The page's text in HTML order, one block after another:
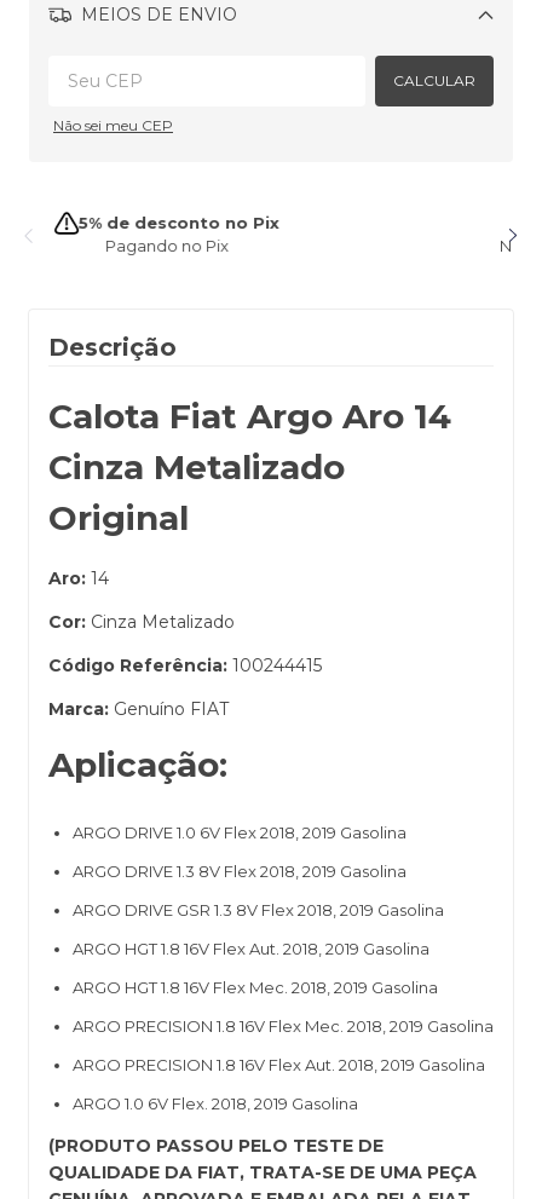
MEIOS DE ENVIO
Alterar CEP
CALCULAR
Não sei meu CEP
5% de desconto no Pix
Pagando no Pix
Descrição
Calota Fiat Argo Aro 14
Cinza Metalizado
Original
Aro: 14
Cor: Cinza Metalizado
Código Referência: 100244415
Marca: Genuíno FIAT
Aplicação:
ARGO DRIVE 1.0 6V Flex 2018, 2019 Gasolina
ARGO DRIVE 1.3 8V Flex 2018, 2019 Gasolina
ARGO DRIVE GSR 1.3 8V Flex 2018, 2019 Gasolina
ARGO HGT 1.8 16V Flex Aut. 2018, 2019 Gasolina
ARGO HGT 1.8 16V Flex Mec. 2018, 2019 Gasolina
ARGO PRECISION 1.8 16V Flex Mec. 2018, 2019 Gasolina
ARGO PRECISION 1.8 16V Flex Aut. 2018, 2019 Gasolina
ARGO 1.0 6V Flex. 2018, 2019 Gasolina
(PRODUTO PASSOU PELO TESTE DE
QUALIDADE DA FIAT, TRATA-SE DE UMA PEÇA